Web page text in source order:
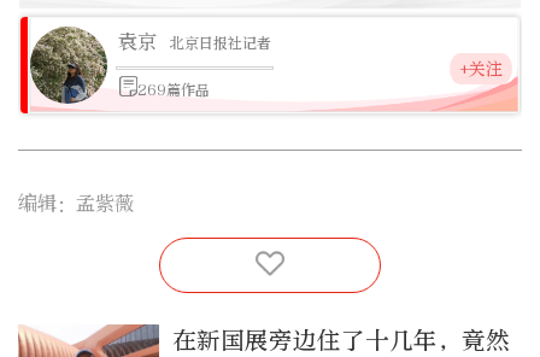
袁京 北京日报社记者
269篇作品
+关注
编辑：孟紫薇
在新国展旁边住了十几年，竟然